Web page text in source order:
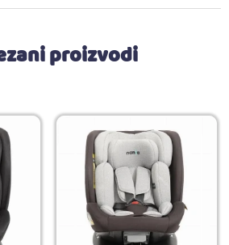
proizvodi